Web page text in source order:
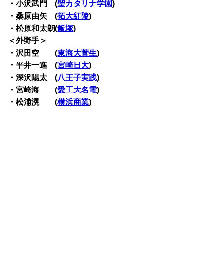
・小沢武門 (聖カタリナ学園)
・桑原由矢 (拓大紅陵)
・松原和太朗(飯塚)
＜外野手＞
・沢田空 (東海大菅生)
・平井一進 (宮崎日大)
・深沢陽太 (八王子実践)
・宮崎海 (愛工大名電)
・松浦滉 (横浜商業)